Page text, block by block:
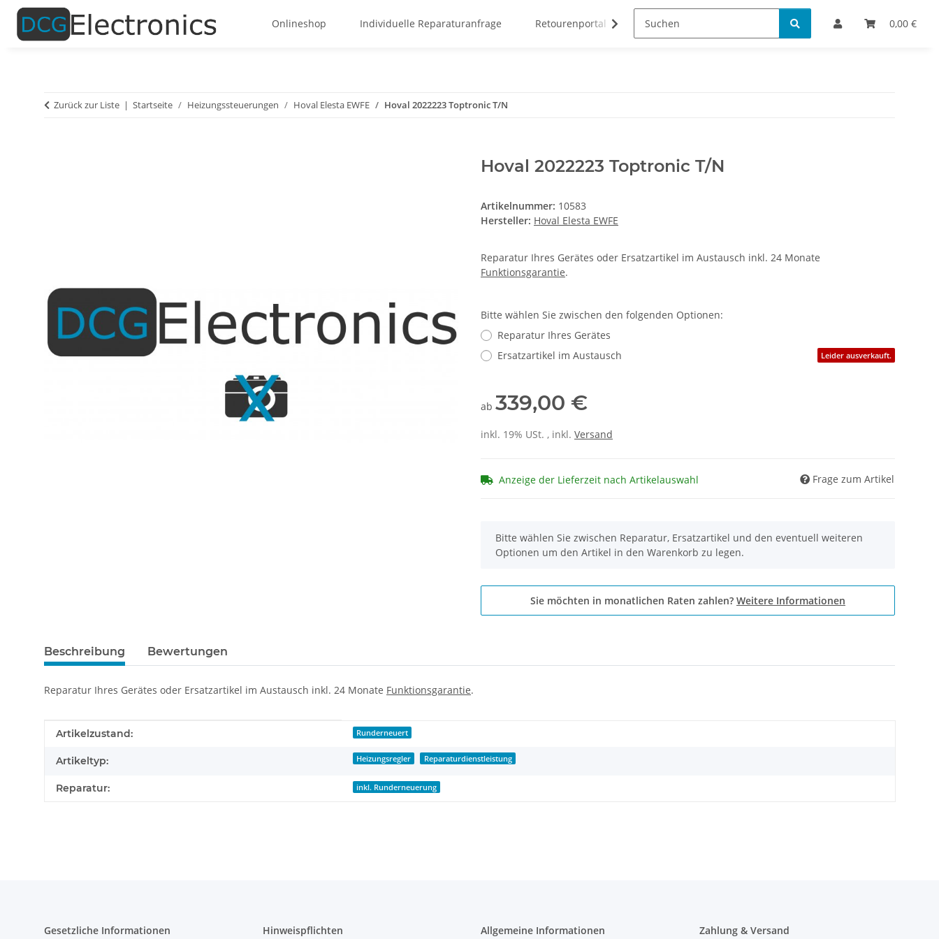
0,00 €
Onlineshop Individuelle Reparaturanfrage Retourenportal Bestellinformationen
Zurück zur Liste Startseite Heizungssteuerungen Hoval Elesta EWFE Hoval 2022223 Toptronic T/N
Hoval 2022223 Toptronic T/N
Artikelnummer: 10583
Hersteller: Hoval Elesta EWFE
Reparatur Ihres Gerätes oder Ersatzartikel im Austausch inkl. 24 Monate
Funktionsgarantie.
Bitte wählen Sie zwischen den folgenden Optionen:
Reparatur Ihres Gerätes
Ersatzartikel im Austausch
Leider ausverkauft.
ab 339,00 €
inkl. 19% USt. , inkl. Versand
Anzeige der Lieferzeit nach Artikelauswahl Frage zum Artikel
x
Bitte wählen Sie zwischen Reparatur, Ersatzartikel und den eventuell weiteren
Optionen um den Artikel in den Warenkorb zu legen.
Sie möchten in monatlichen Raten zahlen? Weitere Informationen
Beschreibung Bewertungen
Reparatur Ihres Gerätes oder Ersatzartikel im Austausch inkl. 24 Monate Funktionsgarantie.
Produkteigenschaft
Wert
Artikelzustand: Runderneuert
Artikeltyp: Heizungsregler Reparaturdienstleistung
Reparatur: inkl. Runderneuerung
Gesetzliche Informationen Hinweispflichten Allgemeine Informationen Zahlung & Versand